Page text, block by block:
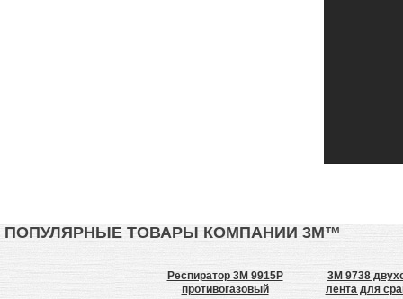
ПОПУЛЯРНЫЕ ТОВАРЫ КОМПАНИИ 3М™
E1720H Флексолента
Респиратор 3M 9915P
противогазовый
3M 9738
лента для